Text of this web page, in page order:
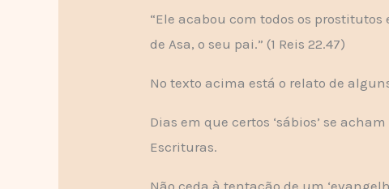
“Ele acabou com todos os
de Asa, o seu pai.” (1 Reis 22.47)
No texto acima está o relato de
Dias em que certos ‘sábios’ se
Escrituras.